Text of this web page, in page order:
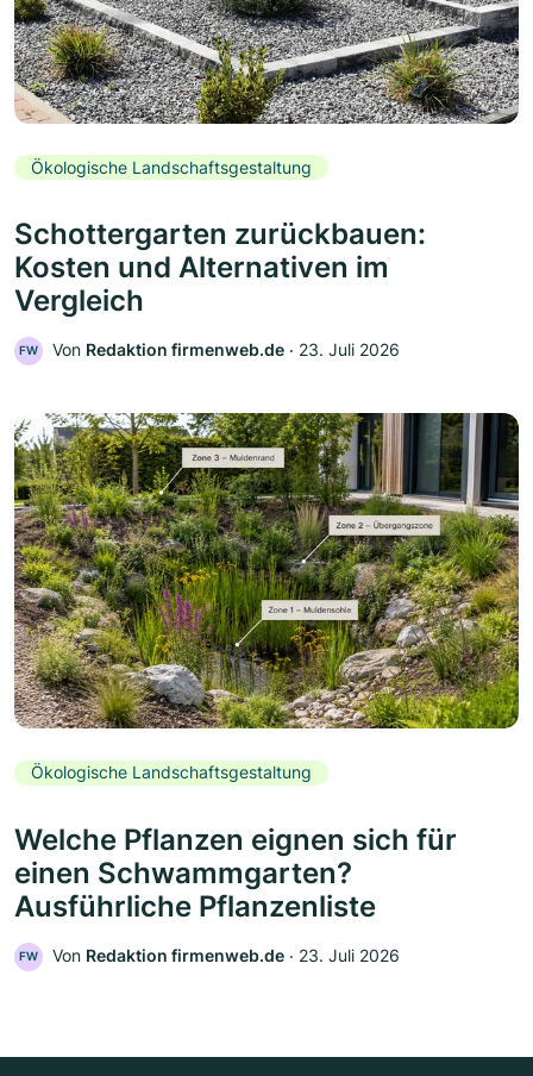
Ökologische Landschaftsgestaltung
Schottergarten zurückbauen:
Kosten und Alternativen im
Vergleich
FW Von Redaktion firmenweb.de ‧ 23. Juli 2026
Ökologische Landschaftsgestaltung
Welche Pflanzen eignen sich für
einen Schwammgarten?
Ausführliche Pflanzenliste
FW Von Redaktion firmenweb.de ‧ 23. Juli 2026